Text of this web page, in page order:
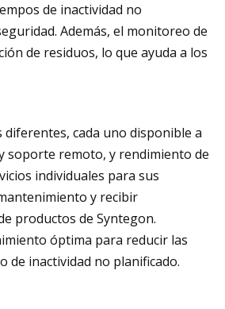
de inactividad no
Además, el monitoreo de
de residuos, lo que ayuda a los
cada uno disponible a
soporte remoto, y rendimiento de
individuales para sus
y recibir
productos de Syntegon.
óptima para reducir las
de inactividad no planificado.